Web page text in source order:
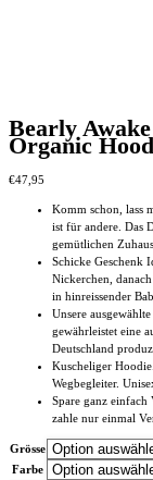
Bearly
Organic
€47,95
Komm schon, lass
ist für andere. Das
gemütlichen
Schicke Geschenk
Nickerchen,
in hinreissender
Unsere
gewährleistet eine
Deutschland
Kuscheliger
Wegbegleiter.
Spare ganz
zahle nur einmal
Grösse
Farbe